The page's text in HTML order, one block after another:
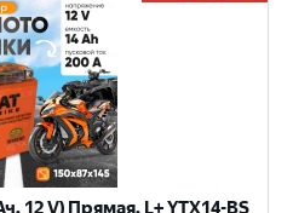
12 V) Прямая, L+ YTX14-BS